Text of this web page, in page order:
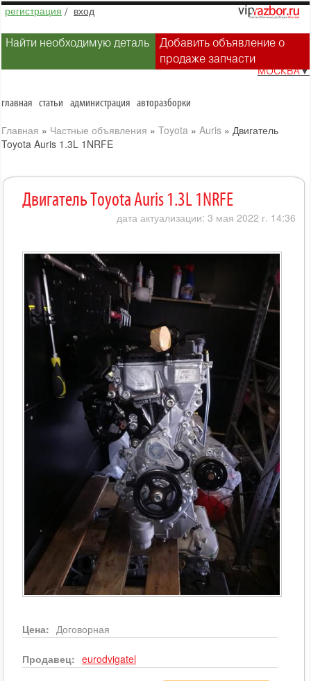
регистрация / вход
Найти необходимую деталь
Добавить объявление о
продаже запчасти
МОСКВА▼
главная статьи администрация авторазборки
Главная » Частные объявления » Toyota » Auris » Двигатель
Toyota Auris 1.3L 1NRFE
Двигатель Toyota Auris 1.3L 1NRFE
дата актуализации: 3 мая 2022 г. 14:36
Цена: Договорная
Продавец: eurodvigatel